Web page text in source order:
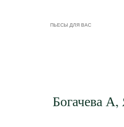
ПЬЕСЫ ДЛЯ ВАС
Богачева